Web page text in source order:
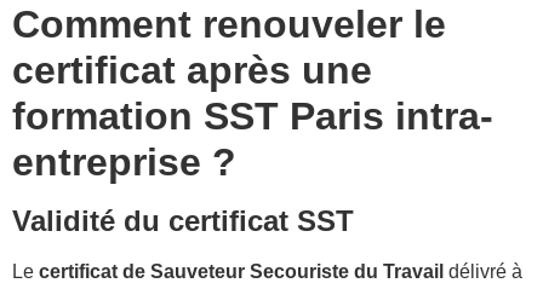
Comment renouveler le
certificat après une
formation SST Paris intra-
entreprise ?
Validité du certificat SST
Le certificat de Sauveteur Secouriste du Travail délivré à